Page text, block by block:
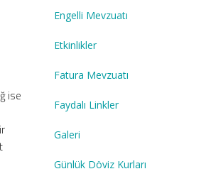
ise
Engelli Mevzuatı
Etkinlikler
Fatura Mevzuatı
Faydalı Linkler
Galeri
Günlük Döviz Kurları